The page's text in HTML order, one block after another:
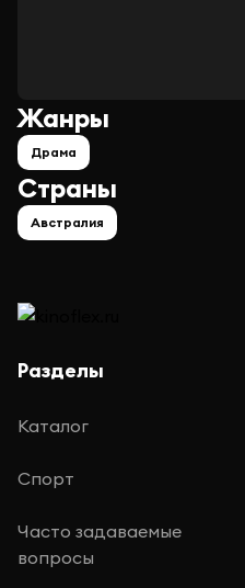
Страны
Австралия
Жанры
Драма
Разделы
Каталог
Спорт
Часто задаваемые
вопросы